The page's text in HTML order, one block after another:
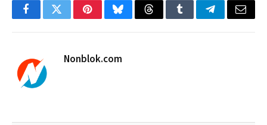
FacebookTwitterPinterestBlueskyThreadsTumblrTelegramEmail
Nonblok.com